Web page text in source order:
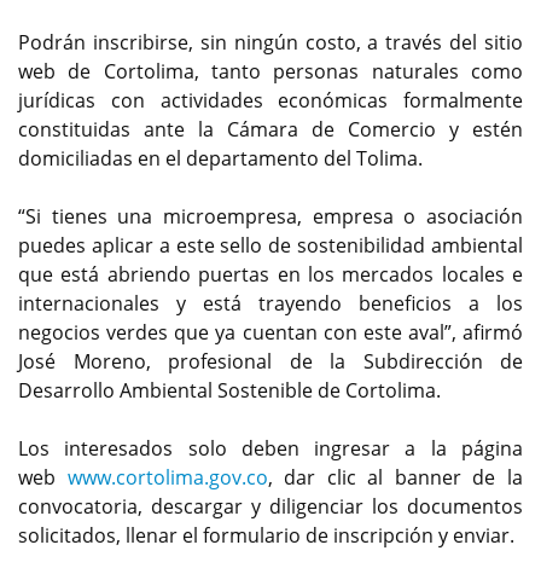
Podrán inscribirse, sin ningún costo, a través del sitio
web de Cortolima, tanto personas naturales como
jurídicas con actividades económicas formalmente
constituidas ante la Cámara de Comercio y estén
domiciliadas en el departamento del Tolima.
“Si tienes una microempresa, empresa o asociación
puedes aplicar a este sello de sostenibilidad ambiental
que está abriendo puertas en los mercados locales e
internacionales y está trayendo beneficios a los
negocios verdes que ya cuentan con este aval”, afirmó
José Moreno, profesional de la Subdirección de
Desarrollo Ambiental Sostenible de Cortolima.
Los interesados solo deben ingresar a la página
web www.cortolima.gov.co, dar clic al banner de la
convocatoria, descargar y diligenciar los documentos
solicitados, llenar el formulario de inscripción y enviar.